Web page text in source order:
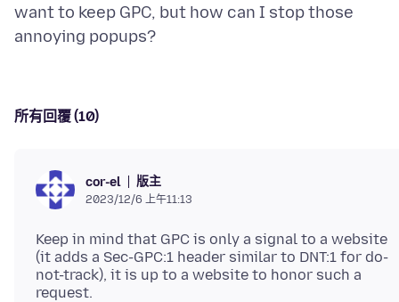
want to keep GPC, but how can I stop those
所有回覆 (10)
cor-el 版主
2023/12/6 上午11:13
Keep in mind that GPC is only a signal to a website
(it adds a Sec-GPC:1 header similar to DNT:1 for do-
not-track), it is up to a website to honor such a